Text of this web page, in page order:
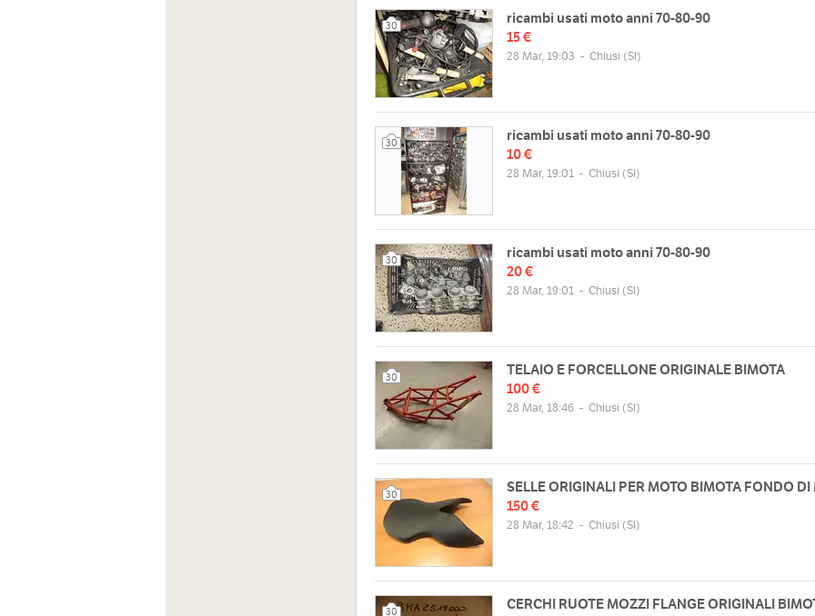
30
ricambi usati moto anni 70-80-90
15 €
28 Mar, 19:03 - Chiusi (SI)
30
ricambi usati moto anni 70-80-90
10 €
28 Mar, 19:01 - Chiusi (SI)
30
ricambi usati moto anni 70-80-90
20 €
28 Mar, 19:01 - Chiusi (SI)
30
TELAIO E FORCELLONE ORIGINALE BIMOTA
100 €
28 Mar, 18:46 - Chiusi (SI)
30
SELLE ORIGINALI PER MOTO BIMOTA FONDO
150 €
28 Mar, 18:42 - Chiusi (SI)
30
CERCHI RUOTE MOZZI FLANGE ORIGINALI